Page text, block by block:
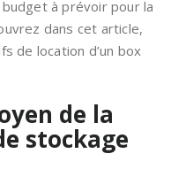
à prévoir pour la
dans cet article,
de location d’un box
de la
stockage